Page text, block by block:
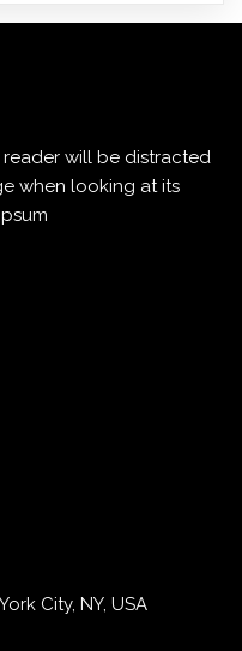
will be distracted
when looking at its
City, NY, USA